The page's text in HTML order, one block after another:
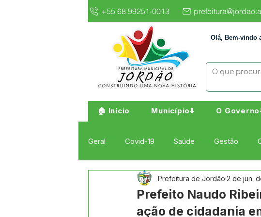
+55 68 99251-0013
Olá, Bem-vindo
🏠 Início Município⬇️ O
Geral Covid-19 Saúde Gestão
Institucional e Governo Cultura Esporte
Prefeito Naudo
ação de cidadania
Prefeitura de Jordão 2 de jun.